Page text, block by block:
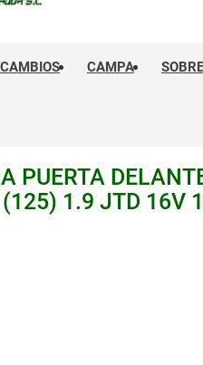
CAMPA
PUERTA
(125) 1.9 JTD 16V